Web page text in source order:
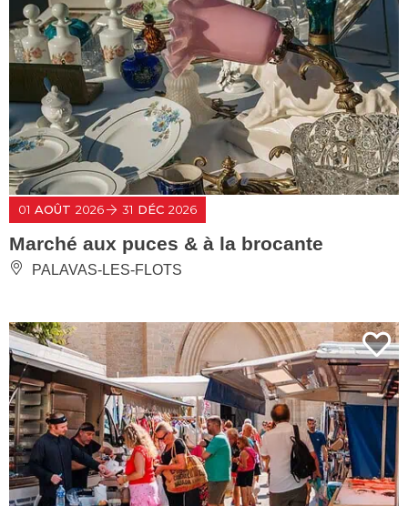
01 AOÛT 2026 31 DÉC 2026
Marché aux puces & à la brocante
PALAVAS-LES-FLOTS